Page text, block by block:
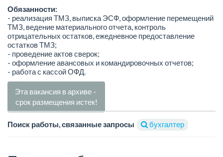
Обязанности:
- реализация ТМЗ, выписка ЭСФ, оформление перемещений
ТМЗ, ведение материального отчета, контроль
отрицательных остатков, ежедневное предоставление
остатков ТМЗ;
- проведение актов сверок;
- оформление авансовых и командировочных отчетов;
- работа с кассой ОФД.
Эта вакансия в архиве -
срок размещения истек!
Поиск работы, связанные запросы бухгалтер